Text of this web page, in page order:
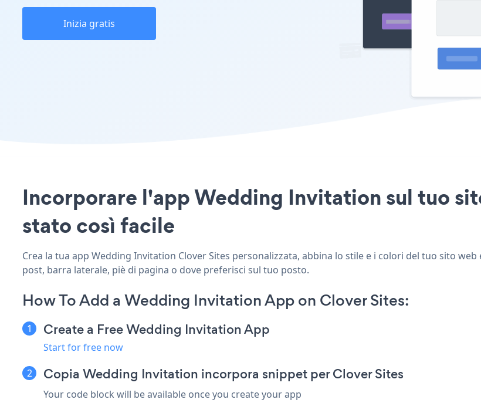
Inizia gratis
Incorporare l'app Wedding Invitation sul tuo
stato così facile
Crea la tua app Wedding Invitation Clover Sites personalizzata, abbina lo stile e i colori del tuo sito
post, barra laterale, piè di pagina o dove preferisci sul tuo posto.
How To Add a Wedding Invitation App on Clover Sites:
Create a Free Wedding Invitation App
Start for free now
Copia Wedding Invitation incorpora snippet per Clover Sites
Your code block will be available once you create your app